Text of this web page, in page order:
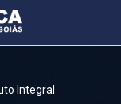
Integral